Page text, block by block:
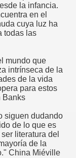
la infancia.
en el
cuya luz ha
todas las
mundo que
intrínseca de la
de la vida
para estos
Banks
siguen dudando
de lo que es
literatura del
de la
China Miéville